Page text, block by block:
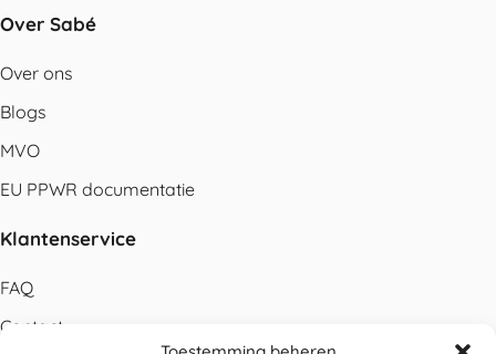
Over Sabé
Over ons
Blogs
MVO
EU PPWR documentatie
Klantenservice
FAQ
Contact